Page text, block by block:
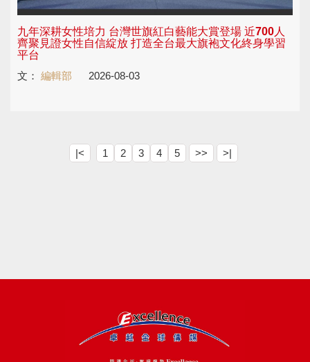
九年深耕女性培力 台灣世旗紅白藝能大賞登場 近700人
齊聚見證女性自信綻放 打造全台最大旗袍文化終身學習
平台
文： 編輯部 2026-08-03
|< 1 2 3 4 5 >> >|